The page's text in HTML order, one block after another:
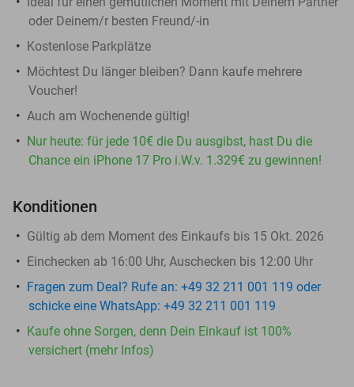
oder Deinem/r besten Freund/-in
Kostenlose Parkplätze
Möchtest Du länger bleiben? Dann kaufe mehrere
Voucher!
Auch am Wochenende gültig!
Nur heute: für jede 10€ die Du ausgibst, hast Du die
Chance ein iPhone 17 Pro i.W.v. 1.329€ zu gewinnen!
Konditionen
Gültig ab dem Moment des Einkaufs bis 15 Okt. 2026
Einchecken ab 16:00 Uhr, Auschecken bis 12:00 Uhr
Fragen zum Deal? Rufe an: +49 32 211 001 119 oder
schicke eine WhatsApp: +49 32 211 001 119
Kaufe ohne Sorgen, denn Dein Einkauf ist 100%
versichert (mehr Infos)